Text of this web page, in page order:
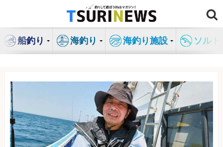
ン
船釣り 海釣り 海釣り施設 ソル